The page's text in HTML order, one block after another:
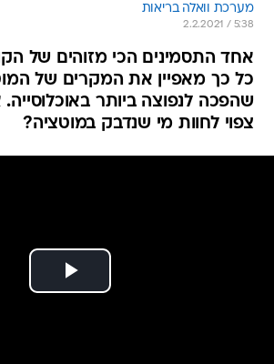
מערכת וואלה בריאות
2.2.2021 / 5:38
אחד התסמינים הכי מזוהים של
כל כך מאפיין את המקרים של
שהפכה לנפוצה ביותר באוכלוסייה.
צפוי לחוות מי שנדבק במוטציה?